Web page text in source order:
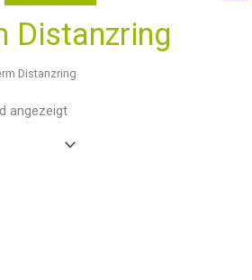
Distanzring
Distanzring
angezeigt